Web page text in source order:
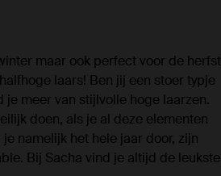
maar ook perfect voor de herfst
laars! Ben jij een stoer typje
meer van stijlvolle hoge laarzen.
doen, als je al deze elementen
namelijk het hele jaar door, zijn
Bij Sacha vind je altijd de leukste